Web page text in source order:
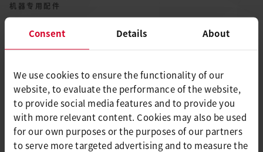
Consent Details About
We use cookies to ensure the functionality of our
website, to evaluate the performance of the website,
to provide social media features and to provide you
with more relevant content. Cookies may also be used
for our own purposes or the purposes of our partners
to serve more targeted advertising and to measure the
机器专用配件
类似产品 只有最好，没有其他。